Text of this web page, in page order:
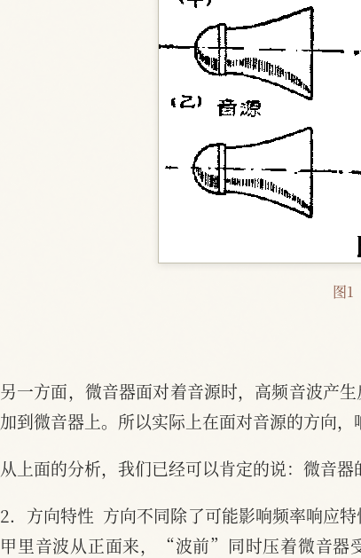
图1
另一方面，微音器面对着音源时，高频音波产
加到微音器上。所以实际上在面对音源的方向，
从上面的分析，我们已经可以肯定的说：微音
2．方向特性  方向不同除了可能影响频率响应
甲里音波从正面来，“波前”同时压着微音器